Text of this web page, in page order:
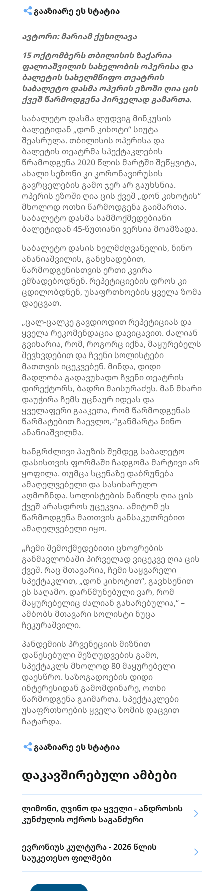
ᲒᲐᲐᲖᲘᲐᲠᲔ ᲔᲡ ᲡᲢᲐᲢᲘᲐ
ავტორი: მარიამ ქუხილავა
15 ოქტომბერს თბილისის ზაქარია
ფალიაშვილის სახელობის ოპერისა და
ბალეტის სახელმწიფო თეატრის
საბალეტო დასმა ოპერის ეზოში ღია ცის
ქვეშ წარმოდგენა პირველად გამართა.
საბალეტო დასმა ლუდვიგ მინკუსის
ბალეტიდან „დონ კიხოტი“ სიუტა
შეასრულა. თბილისის ოპერისა და
ბალეტის თეატრმა სპექტაკლების
წრამოდგენა 2020 წლის მარტში შეწყვიტა,
ახალი სეზონი კი კორონავირუსის
გავრცელების გამო ჯერ არ გაუხსნია.
ოპერის ეზოში ღია ცის ქვეშ „დონ კიხოტის“
მხოლოდ ოთხი წარმოდგენა გაიმართა.
საბალეტო დასმა სამმოქმედებიანი
ბალეტიდან 45-წუთიანი ვერსია მოამზადა.
საბალეტო დასის ხელმძღვანელის, ნინო
ანანიაშვილის, განცხადებით,
წარმოდგენისთვის ერთი კვირა
ემზადებოდნენ. რეპეტიციების დროს კი
ცდილობდნენ, უსაფრთხოების ყველა ზომა
დაეცვათ.
„ცალ-ცალკე გავდიოდით რეპეტიციას და
ყველა რეკომენდაცია დავიცავით. ძალიან
გვიხარია, რომ, როგორც იქნა, მაყურებელს
შევხვდებით და ჩვენი სოლისტები
მათთვის იცეკვებენ. მინდა, დიდი
მადლობა გადავუხადო ჩვენი თეატრის
დირექტორს, ბადრი მაისურაძეს. მან მხარი
დაუჭირა ჩემს უცნაურ იდეას და
ყველაფერი გააკეთა, რომ წარმოდგენას
წარმატებით ჩაევლო,-“განმარტა ნინო
ანანიაშვილმა.
ხანგრძლივი პაუზის შემდეგ საბალეტო
დასისთვის ფორმაში ჩადგომა მარტივი არ
ყოფილა. თუმცა სცენაზე დაბრუნება
ამაღელვებელი და სასიხარულო
აღმოჩნდა. სოლისტების ნაწილს ღია ცის
ქვეშ არასდროს უცეკვია. ამიტომ ეს
წარმოდგენა მათთვის განსაკუთრებით
ამაღელვებელი იყო.
„ჩემი შემოქმედებითი ცხოვრების
განმავლობაში პირველად ვიცეკვე ღია ცის
ქვეშ. რაც მთავარია, ჩემი საყვარელი
სპექტაკლით, „დონ კიხოტით“, გავხსენით
ეს საღამო. დარწმუნებული ვარ, რომ
მაყურებელიც ძალიან გახარებულია,“–
ამბობს მთავარი სოლისტი ნუცა
ჩეკურაშვილი.
პანდემიის პრვენეციის მიზნით
დაწესებული შეზღუდვების გამო,
სპექტაკლს მხოლოდ 80 მაყურებელი
დაესწრო. საზოგადოების დიდი
ინტერესიდან გამომდინარე, ოთხი
წარმოდგენა გაიმართა. სპექტაკლები
უსაფრთხოების ყველა ზომის დაცვით
ჩატარდა.
ᲒᲐᲐᲖᲘᲐᲠᲔ ᲔᲡ ᲡᲢᲐᲢᲘᲐ
დაკავშირებული ამბები
ლიმონი, ღვინო და ყველი - ანდროსის
კუნძულის ოქროს საგანძური
ევრონიუს კულტურა - 2026 წლის
საუკეთესო ფილმები